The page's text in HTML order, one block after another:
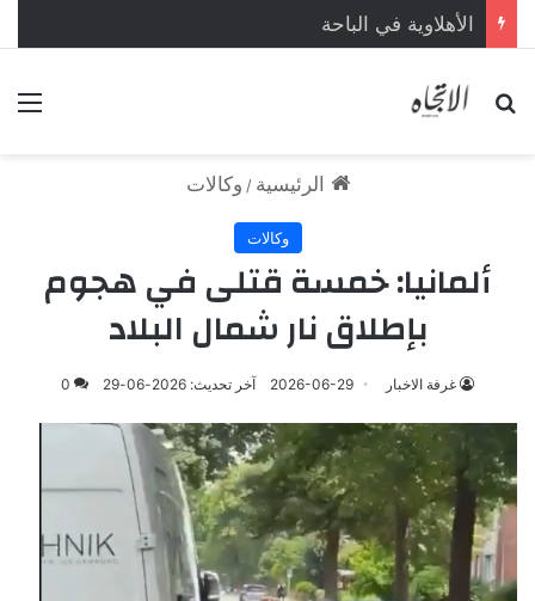
الأهلاوية في الباحة
بحث عن
الرئيسية / وكالات
وكالات
ألمانيا: خمسة قتلى في هجوم
بإطلاق نار شمال البلاد
غرفة الاخبار 2026-06-29 آخر تحديث: 2026-06-29 0